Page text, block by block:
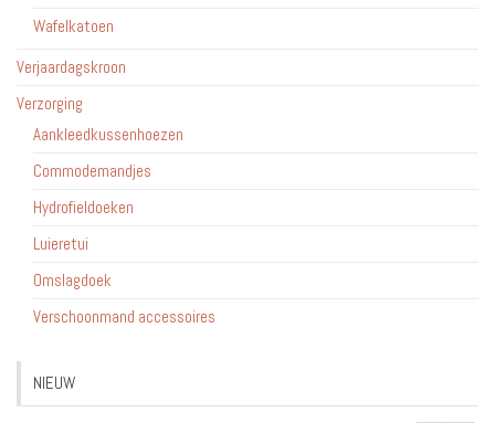
Wafelkatoen
Verjaardagskroon
Verzorging
Aankleedkussenhoezen
Commodemandjes
Hydrofieldoeken
Luieretui
Omslagdoek
Verschoonmand accessoires
NIEUW